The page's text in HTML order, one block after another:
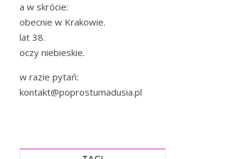
a w skrócie:
obecnie w Krakowie.
lat 38.
oczy niebieskie.
w razie pytań:
kontakt@poprostumadusia.pl